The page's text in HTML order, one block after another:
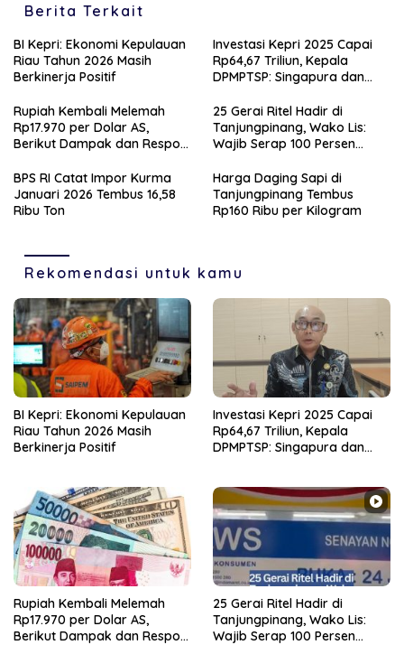
Berita Terkait
BI Kepri: Ekonomi Kepulauan
Riau Tahun 2026 Masih
Berkinerja Positif
Investasi Kepri 2025 Capai
Rp64,67 Triliun, Kepala
DPMPTSP: Singapura dan
Utama
Rupiah Kembali Melemah
Rp17.970 per Dolar AS,
Berikut Dampak dan Respon
25 Gerai Ritel Hadir di
Tanjungpinang, Wako Lis:
Wajib Serap 100 Persen
BPS RI Catat Impor Kurma
Januari 2026 Tembus 16,58
Ribu Ton
Harga Daging Sapi di
Tanjungpinang Tembus
Rp160 Ribu per Kilogram
Rekomendasi untuk kamu
BI Kepri: Ekonomi Kepulauan
Riau Tahun 2026 Masih
Berkinerja Positif
Investasi Kepri 2025 Capai
Rp64,67 Triliun, Kepala
DPMPTSP: Singapura dan
Rupiah Kembali Melemah
Rp17.970 per Dolar AS,
Berikut Dampak dan Respon
25 Gerai Ritel Hadir di
Tanjungpinang, Wako Lis:
Wajib Serap 100 Persen